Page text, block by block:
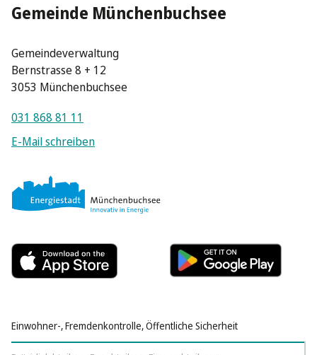
Gemeinde Münchenbuchsee
Gemeindeverwaltung
Bernstrasse 8 + 12
3053 Münchenbuchsee
031 868 81 11
E-Mail schreiben
Einwohner-, Fremdenkontrolle, Öffentliche Sicherheit